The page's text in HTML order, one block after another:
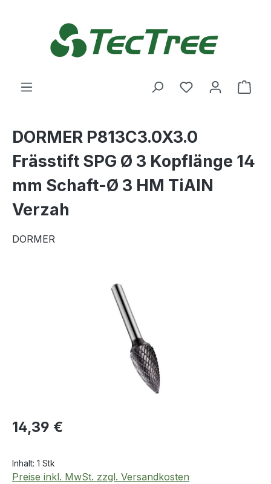
Du hast 0
DORMER P813C3.0X3.0
Frässtift SPG Ø 3 Kopflänge 14
mm Schaft-Ø 3 HM TiAlN
Verzah
DORMER
Regulärer Preis:
14,39 €
Inhalt: 1 Stk
Preise inkl. MwSt. zzgl. Versandkosten